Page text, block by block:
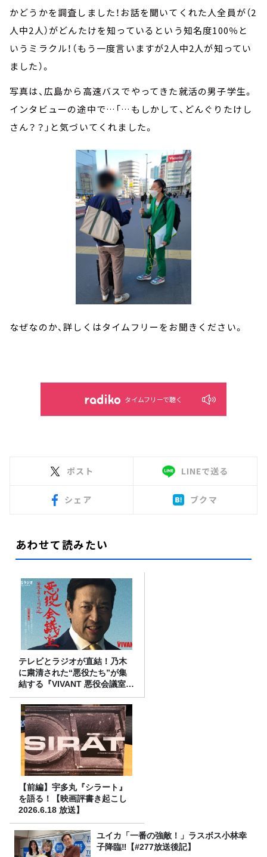
かどうかを調査しました！お話を聞いてくれた人全員が（2
人中2人）がどんたけを知っているという知名度100％と
いうミラクル！（もう一度言いますが2人中2人が知ってい
ました）。
写真は、広島から高速バスでやってきた就活の男子学生。
インタビューの途中で…「…もしかして、どんぐりたけし
さん？？」と気づいてくれました。
なぜなのか、詳しくはタイムフリーをお聞きください。
タイムフリーで聴く
ポスト LINEで送る
シェア ブクマ
あわせて読みたい
テレビとラジオが直結！乃木
に粛清された“悪役たち”が集
結する『VIVANT 悪役会議室』
7/26(日)23時スタート！
【前編】宇多丸『シラート』
を語る！【映画評書き起こし
2026.6.18 放送】
ユイカ「一番の強敵！」ラスボス小林幸
子降臨‼【#277放送後記】